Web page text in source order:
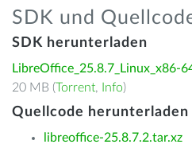
SDK und
SDK herunterladen
LibreOffice_25.8.7_Linux_x86-
20 MB (Torrent, Info)
Quellcode herunterladen
libreoffice-25.8.7.2.tar.xz